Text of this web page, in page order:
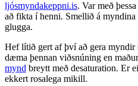
ljósmyndakeppni.is. Var með
að fikta í henni. Smellið á
glugga.
Hef lítið gert af því að gera myndir
dæma þennan viðsnúning en
mynd breytt með desaturation. Er
ekkert rosalega mikill.